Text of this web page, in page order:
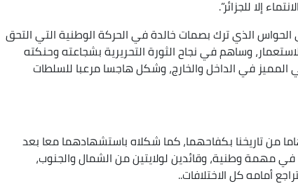
إلا للجزائر”.
الذي ترك بصمات خالدة في الحركة الوطنية التي التحق
وساهم في نجاح الثورة التحريرية بشجاعته وحنكته
في الداخل والخارج، وشكل هاجسا مرعبا للسلطات
من تاريخنا بكفاحهما، كما شكلاه باستشهادهما معا بعد
مهمة وطنية، وقائدين لولايتين من الشمال والجنوب،
أمامه كل الاختلافات..